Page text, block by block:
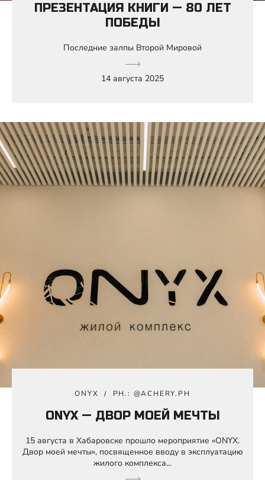
ПРЕЗЕНТАЦИЯ КНИГИ — 80 ЛЕТ
ПОБЕДЫ
Последние залпы Второй Мировой
14 августа 2025
ONYX PH.: @ACHERY.PH
ONYX — ДВОР МОЕЙ МЕЧТЫ
15 августа в Хабаровске прошло мероприятие «ONYX.
Двор моей мечты», посвященное вводу в эксплуатацию
жилого комплекса...